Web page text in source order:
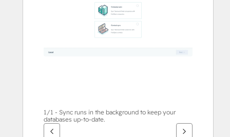
1/1 - Sync runs in the background to keep your
databases up-to-date.